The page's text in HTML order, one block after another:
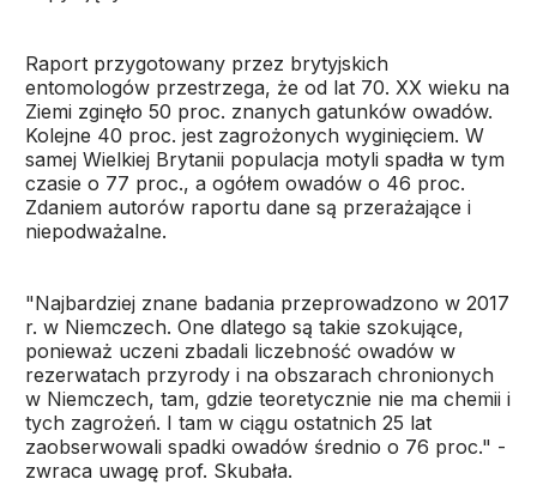
Raport przygotowany przez brytyjskich
entomologów przestrzega, że od lat 70. XX wieku na
Ziemi zginęło 50 proc. znanych gatunków owadów.
Kolejne 40 proc. jest zagrożonych wyginięciem. W
samej Wielkiej Brytanii populacja motyli spadła w tym
czasie o 77 proc., a ogółem owadów o 46 proc.
Zdaniem autorów raportu dane są przerażające i
niepodważalne.
"Najbardziej znane badania przeprowadzono w 2017
r. w Niemczech. One dlatego są takie szokujące,
ponieważ uczeni zbadali liczebność owadów w
rezerwatach przyrody i na obszarach chronionych
w Niemczech, tam, gdzie teoretycznie nie ma chemii i
tych zagrożeń. I tam w ciągu ostatnich 25 lat
zaobserwowali spadki owadów średnio o 76 proc." -
zwraca uwagę prof. Skubała.